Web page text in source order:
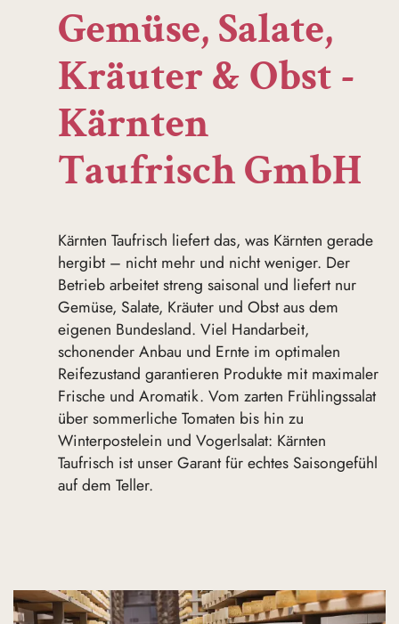
Gemüse, Salate,
Kräuter & Obst -
Kärnten
Taufrisch GmbH
Kärnten Taufrisch liefert das, was Kärnten gerade
hergibt – nicht mehr und nicht weniger. Der
Betrieb arbeitet streng saisonal und liefert nur
Gemüse, Salate, Kräuter und Obst aus dem
eigenen Bundesland. Viel Handarbeit,
schonender Anbau und Ernte im optimalen
Reifezustand garantieren Produkte mit maximaler
Frische und Aromatik. Vom zarten Frühlingssalat
über sommerliche Tomaten bis hin zu
Winterpostelein und Vogerlsalat: Kärnten
Taufrisch ist unser Garant für echtes Saisongefühl
auf dem Teller.